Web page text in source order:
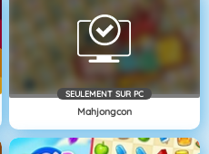
SEULEMENT SUR PC
Mahjongcon